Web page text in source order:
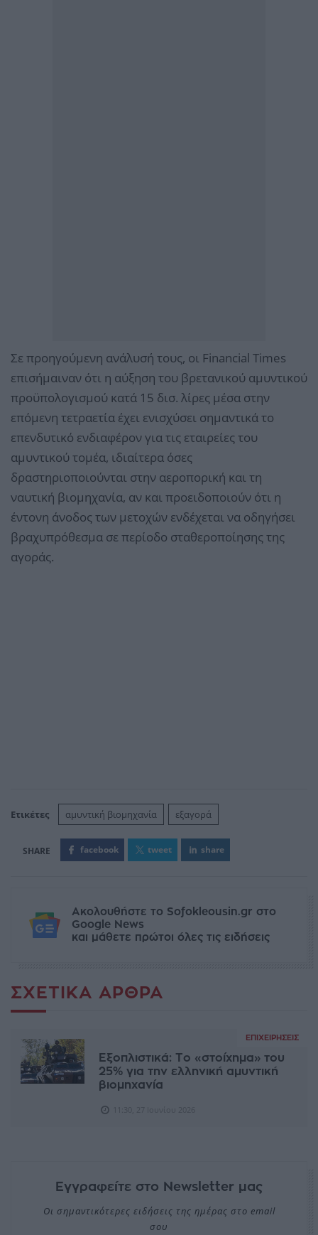
Σε προηγούμενη ανάλυσή τους, οι Financial Times
επισήμαιναν ότι η αύξηση του βρετανικού αμυντικού
προϋπολογισμού κατά 15 δισ. λίρες μέσα στην
επόμενη τετραετία έχει ενισχύσει σημαντικά το
επενδυτικό ενδιαφέρον για τις εταιρείες του
αμυντικού τομέα, ιδιαίτερα όσες
δραστηριοποιούνται στην αεροπορική και τη
ναυτική βιομηχανία, αν και προειδοποιούν ότι η
έντονη άνοδος των μετοχών ενδέχεται να οδηγήσει
βραχυπρόθεσμα σε περίοδο σταθεροποίησης της
αγοράς.
Ετικέτες αμυντική βιομηχανία εξαγορά
facebook tweet share
Ακολουθήστε το Sofokleousin.gr στο
Google News
και μάθετε πρώτοι όλες τις ειδήσεις
ΣΧΕΤΙΚΆ ΆΡΘΡΑ
ΕΠΙΧΕΙΡΉΣΕΙΣ
Εξοπλιστικά: Το «στοίχημα» του
25% για την ελληνική αμυντική
βιομηχανία
Εγγραφείτε στο Newsletter μας
Οι σημαντικότερες ειδήσεις της ημέρας στο email
σου